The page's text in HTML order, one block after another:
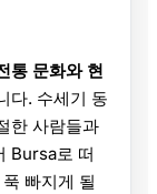
통 문화와 현
다. 수세기 동
한 사람들과
Bursa로 떠
빠지게 될